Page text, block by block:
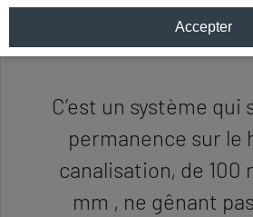
C’est un système qui
permanence sur le
canalisation, de 100
mm , ne gênant
Accepter